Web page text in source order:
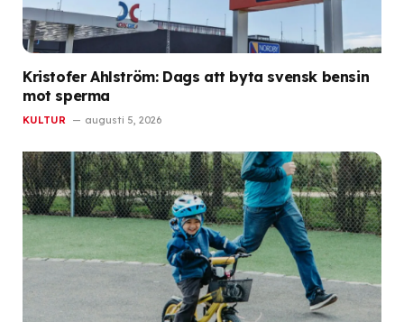
Kristofer Ahlström: Dags att byta svensk bensin
mot sperma
KULTUR augusti 5, 2026